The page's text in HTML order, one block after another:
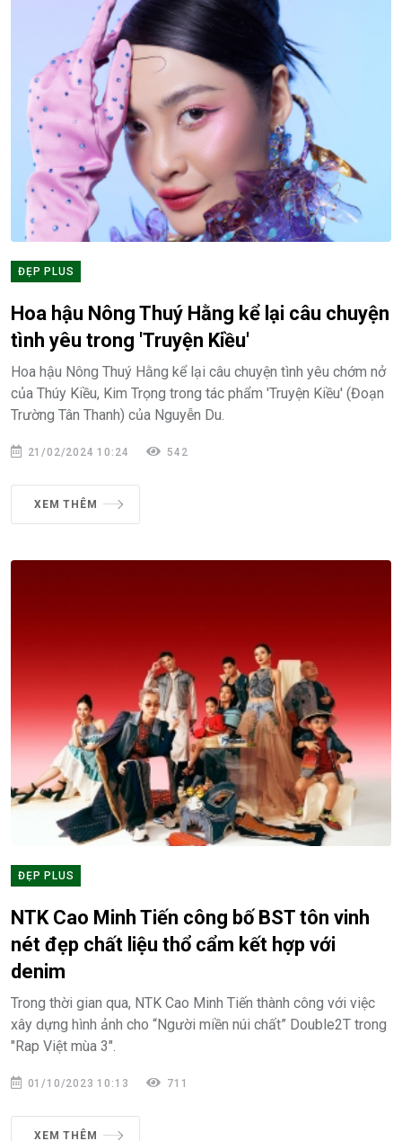
ĐẸP PLUS
Hoa hậu Nông Thuý Hằng kể lại câu chuyện
tình yêu trong 'Truyện Kiều'
Hoa hậu Nông Thuý Hằng kể lại câu chuyện tình yêu chớm nở
của Thúy Kiều, Kim Trọng trong tác phẩm 'Truyện Kiều' (Đoạn
Trường Tân Thanh) của Nguyễn Du.
21/02/2024 10:24 542
XEM THÊM
ĐẸP PLUS
NTK Cao Minh Tiến công bố BST tôn vinh
nét đẹp chất liệu thổ cẩm kết hợp với
denim
Trong thời gian qua, NTK Cao Minh Tiến thành công với việc
xây dựng hình ảnh cho “Người miền núi chất” Double2T trong
"Rap Việt mùa 3".
01/10/2023 10:13 711
XEM THÊM